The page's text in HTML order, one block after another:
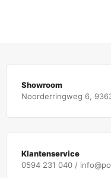
Showroom
Noorderringweg 6,
Klantenservice
0594 231 040 /